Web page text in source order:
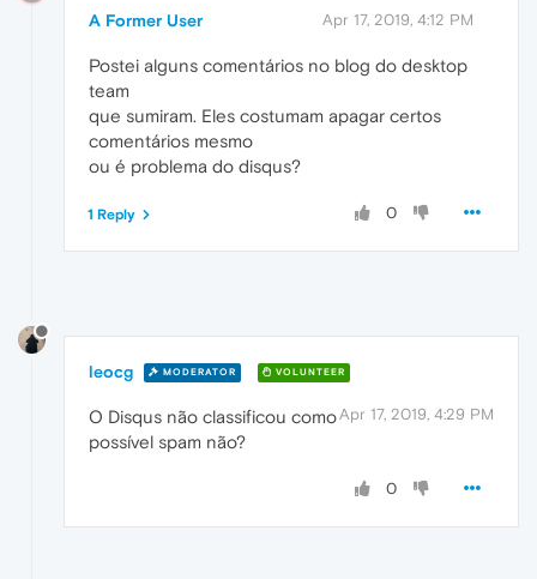
A Former User Apr 17, 2019, 4:12 PM
Postei alguns comentários no blog do desktop
team
que sumiram. Eles costumam apagar certos
comentários mesmo
ou é problema do disqus?
0
1 Reply
leocg MODERATOR VOLUNTEER
Apr 17, 2019, 4:29 PM
O Disqus não classificou como
possível spam não?
0